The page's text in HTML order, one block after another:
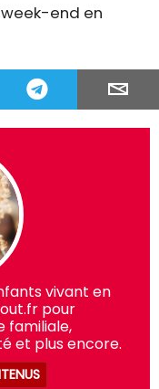
end en
vivant en
pour
familiale,
et plus encore.